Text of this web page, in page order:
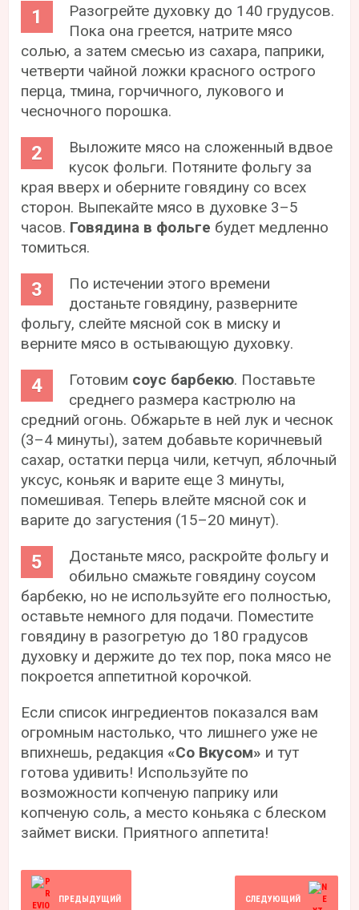
Разогрейте духовку до 140 грудусов.
Пока она греется, натрите мясо
солью, а затем смесью из сахара, паприки,
четверти чайной ложки красного острого
перца, тмина, горчичного, лукового и
чесночного порошка.
Выложите мясо на сложенный вдвое
кусок фольги. Потяните фольгу за
края вверх и оберните говядину со всех
сторон. Выпекайте мясо в духовке 3–5
часов. Говядина в фольге будет медленно
томиться.
По истечении этого времени
достаньте говядину, разверните
фольгу, слейте мясной сок в миску и
верните мясо в остывающую духовку.
Готовим соус барбекю. Поставьте
среднего размера кастрюлю на
средний огонь. Обжарьте в ней лук и чеснок
(3–4 минуты), затем добавьте коричневый
сахар, остатки перца чили, кетчуп, яблочный
уксус, коньяк и варите еще 3 минуты,
помешивая. Теперь влейте мясной сок и
варите до загустения (15–20 минут).
Достаньте мясо, раскройте фольгу и
обильно смажьте говядину соусом
барбекю, но не используйте его полностью,
оставьте немного для подачи. Поместите
говядину в разогретую до 180 градусов
духовку и держите до тех пор, пока мясо не
покроется аппетитной корочкой.
Если список ингредиентов показался вам
огромным настолько, что лишнего уже не
впихнешь, редакция«Со Вкусом» и тут
готова удивить! Используйте по
возможности копченую паприку или
копченую соль, а место коньяка с блеском
займет виски. Приятного аппетита!
ПРЕДЫДУЩИЙ СЛЕДУЮЩИЙ